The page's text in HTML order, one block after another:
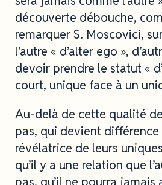
découverte débouche,
remarquer S. Moscovici,
l’autre « d’alter ego »,
devoir prendre le statut «
court, unique face à un
Au-delà de cette qualité de
pas, qui devient différence
révélatrice de leurs
qu’il y a une relation que